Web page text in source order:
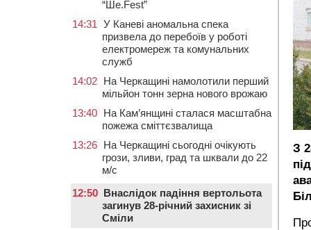
З
“Ше.Fest”
14:31 У Каневі аномальна спека
призвела до перебоїв у роботі
електромереж та комунальних
служб
14:02 На Черкащині намолотили перший
мільйон тонн зерна нового врожаю
13:40 На Кам’янщині сталася масштабна
пожежа сміттєзвалища
13:26 На Черкащині сьогодні очікують
грози, зливи, град та шквали до 22
м/с
12:50 Внаслідок падіння вертольота
загинув 28-річний захисник зі
Сміли